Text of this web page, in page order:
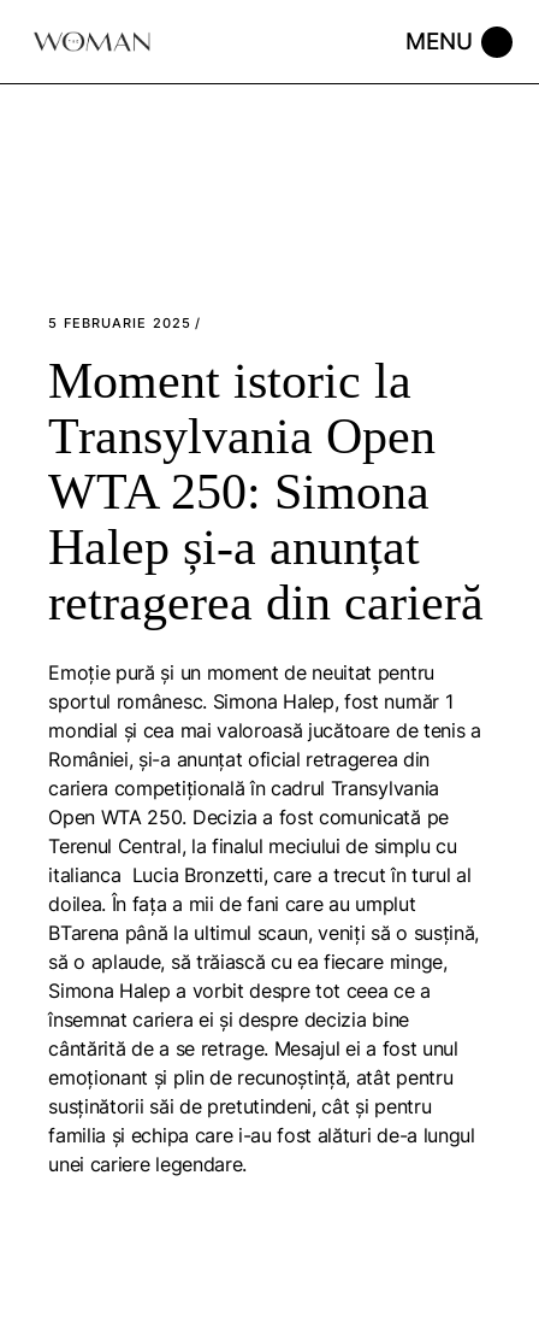
5 FEBRUARIE 2025
Moment istoric la
Transylvania Open
WTA 250: Simona
Halep și-a anunțat
retragerea din carieră
Emoție pură și un moment de neuitat pentru
sportul românesc. Simona Halep, fost număr 1
mondial și cea mai valoroasă jucătoare de tenis a
României, și-a anunțat oficial retragerea din
cariera competițională în cadrul Transylvania
Open WTA 250. Decizia a fost comunicată pe
Terenul Central, la finalul meciului de simplu cu
italianca Lucia Bronzetti, care a trecut în turul al
doilea. În fața a mii de fani care au umplut
BTarena până la ultimul scaun, veniți să o susțină,
să o aplaude, să trăiască cu ea fiecare minge,
Simona Halep a vorbit despre tot ceea ce a
însemnat cariera ei și despre decizia bine
cântărită de a se retrage. Mesajul ei a fost unul
emoționant și plin de recunoștință, atât pentru
susținătorii săi de pretutindeni, cât și pentru
familia și echipa care i-au fost alături de-a lungul
unei cariere legendare.